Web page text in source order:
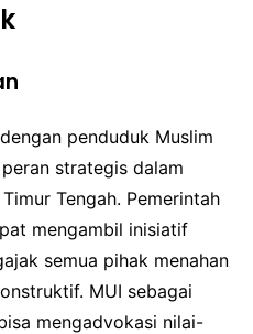
penduduk Muslim
strategis dalam
Tengah. Pemerintah
mengambil inisiatif
semua pihak menahan
MUI sebagai
mengadvokasi nilai-